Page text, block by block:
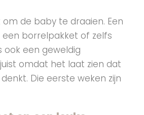
de baby te draaien. Een
een borrelpakket of zelfs
ook een geweldig
omdat het laat zien dat
Die eerste weken zijn